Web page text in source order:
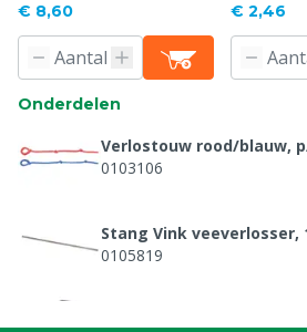
€ 8,60 € 2,46
Onderdelen
Verlostouw rood/blauw,
0103106
Stang Vink veeverlosser,
0105819